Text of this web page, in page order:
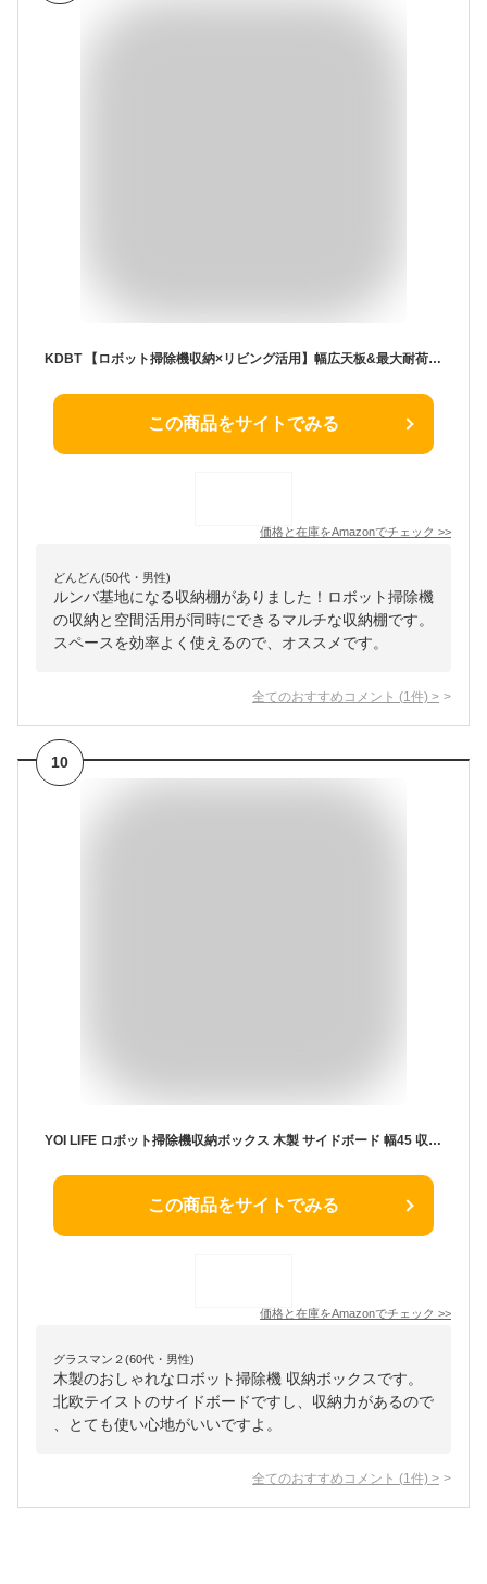
KDBT 【ロボット掃除機収納×リビング活用】幅広天板&最大耐荷重 角丸安全デザイン ロボット掃除機用マルチ収納ベッドサイドテーブル 空間活用神器 (木の色)
この商品をサイトでみる
価格と在庫をAmazonでチェック >>
どんどん(50代・男性)
ルンバ基地になる収納棚がありました！ロボット掃除機
の収納と空間活用が同時にできるマルチな収納棚です。
スペースを効率よく使えるので、オススメです。
全てのおすすめコメント (1 件) >
10
YOI LIFE ロボット掃除機収納ボックス 木製 サイドボード 幅45 収納家具 電話台 ルーター収納 ケーブルボックス
この商品をサイトでみる
価格と在庫をAmazonでチェック >>
グラスマン２(60代・男性)
木製のおしゃれなロボット掃除機 収納ボックスです。
北欧テイストのサイドボードですし、収納力があるので
、とても使い心地がいいですよ。
全てのおすすめコメント (1 件) >